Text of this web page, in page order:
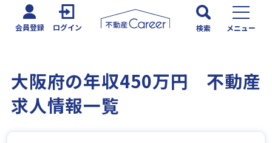
会員登録 ログイン 検索 メニュー
大阪府の年収450万円 不動産
求人情報一覧